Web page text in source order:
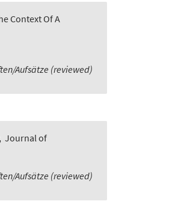
Context Of A
Aufsätze (reviewed)
Journal of
Aufsätze (reviewed)